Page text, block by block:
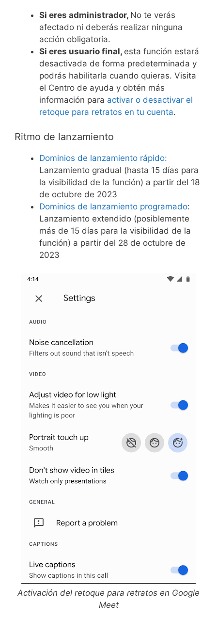
Si eres administrador, No te verás
afectado ni deberás realizar ninguna
acción obligatoria.
Si eres usuario final, esta función estará
desactivada de forma predeterminada y
podrás habilitarla cuando quieras. Visita
el Centro de ayuda y obtén más
información para activar o desactivar el
retoque para retratos en tu cuenta.
Ritmo de lanzamiento
Dominios de lanzamiento rápido:
Lanzamiento gradual (hasta 15 días para
la visibilidad de la función) a partir del 18
de octubre de 2023
Dominios de lanzamiento programado:
Lanzamiento extendido (posiblemente
más de 15 días para la visibilidad de la
función) a partir del 28 de octubre de
2023
Activación del retoque para retratos en Google
Meet